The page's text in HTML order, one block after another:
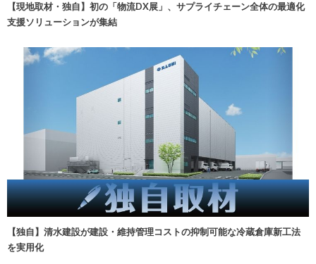
【現地取材・独自】初の「物流DX展」、サプライチェーン全体の最適化
支援ソリューションが集結
【独自】清水建設が建設・維持管理コストの抑制可能な冷蔵倉庫新工法
を実用化